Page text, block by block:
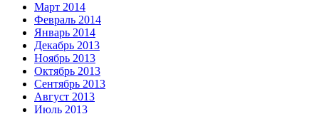
Март 2014
Февраль 2014
Январь 2014
Декабрь 2013
Ноябрь 2013
Октябрь 2013
Сентябрь 2013
Август 2013
Июль 2013